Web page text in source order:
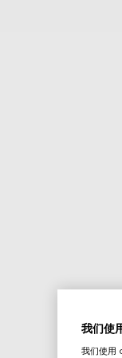
我们使
我们使用